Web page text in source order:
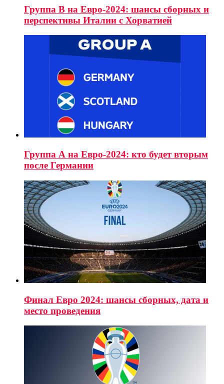
Группа B на Евро-2024: шансы сборных и
перспективы Италии с Хорватией
Группа А на Евро-2024: кто будет вторым
после Германии
Финал Евро 2024: шансы сборных, дата и
место проведения